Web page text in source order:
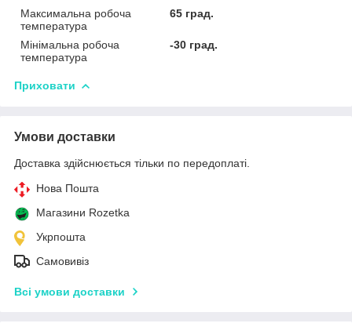
Максимальна робоча
температура
65 град.
Мінімальна робоча
температура
-30 град.
Приховати
Умови доставки
Доставка здійснюється тільки по передоплаті.
Нова Пошта
Магазини Rozetka
Укрпошта
Самовивіз
Всі умови доставки